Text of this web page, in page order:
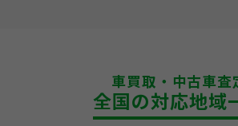
車買取・中古車査
全国の対応地域